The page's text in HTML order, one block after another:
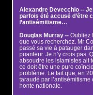
Alexandre Devecchio --
parfois été accusé d’être
l’antisémitisme…
Douglas Murray --Oubliez
que vous recherchez. Mr
passé sa vie à patauger
puanteur. Je n’y crois pas.
absoudre les islamistes ait
ce doit être une pure
problème. Le fait que, en
taraudé par
honte nationale.